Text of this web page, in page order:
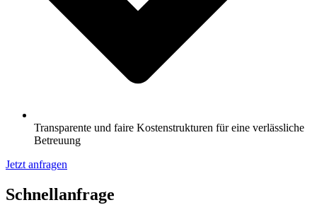
Transparente und faire Kostenstrukturen für eine verlässliche
Betreuung
Jetzt anfragen
Schnell­anfrage